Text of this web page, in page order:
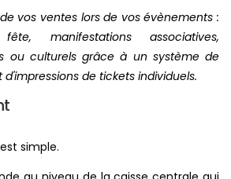
vos ventes lors de vos évènements :
manifestations associatives,
ou culturels grâce à un système de
de tickets individuels.
simple.